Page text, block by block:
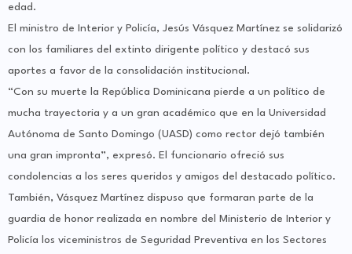
edad.
El ministro de Interior y Policía, Jesús Vásquez Martínez se solidarizó
con los familiares del extinto dirigente político y destacó sus
aportes a favor de la consolidación institucional.
“Con su muerte la República Dominicana pierde a un político de
mucha trayectoria y a un gran académico que en la Universidad
Autónoma de Santo Domingo (UASD) como rector dejó también
una gran impronta”, expresó. El funcionario ofreció sus
condolencias a los seres queridos y amigos del destacado político.
También, Vásquez Martínez dispuso que formaran parte de la
guardia de honor realizada en nombre del Ministerio de Interior y
Policía los viceministros de Seguridad Preventiva en los Sectores